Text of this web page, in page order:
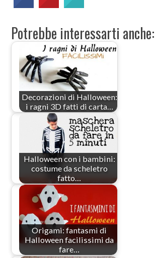
Potrebbe interessarti anche:
Decorazioni di Halloween:
i ragni 3D fatti di carta…
Halloween con i bambini:
costume da scheletro
fatto…
Origami: fantasmi di
Halloween facilissimi da
fare…